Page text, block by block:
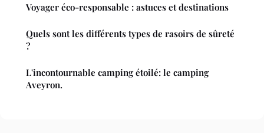
Voyager éco-responsable : astuces et destinations
Quels sont les différents types de rasoirs de sûreté
?
L'incontournable camping étoilé: le camping
Aveyron.